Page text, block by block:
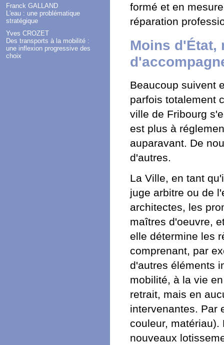
Franck GALLAND
L'eau : une problématique
stratégique
Yves CROZET
Des transports à la mobilité :
une inflexion progressive des
choix
formé et en
réparation
Moins
Beaucoup suivent
parfois totalement
ville de Fribourg
est plus à
auparavant. De
d'autres.
La Ville, en tant
juge arbitre ou de
architectes, les
maîtres d'oeuvre,
elle détermine les
comprenant, par
d'autres éléments
mobilité, à la vie
retrait, mais en
intervenantes. Par
couleur,
nouveaux